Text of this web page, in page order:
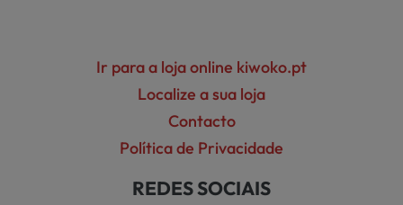
Ir para a loja online kiwoko.pt
Localize a sua loja
Contacto
Política de Privacidade
REDES SOCIAIS